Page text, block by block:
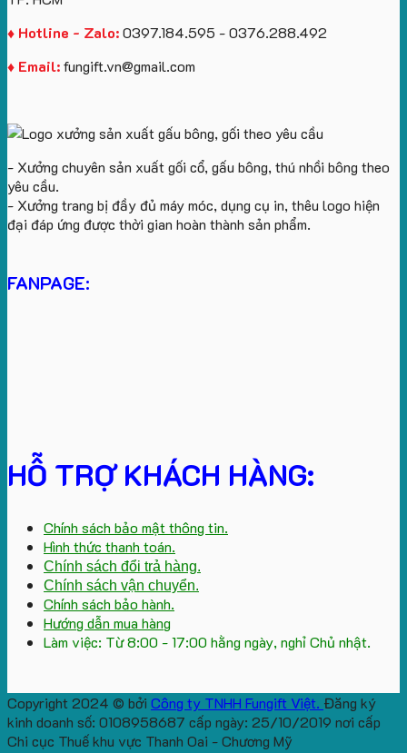
♦ Hotline - Zalo:0397.184.595 - 0376.288.492
♦ Email:fungift.vn@gmail.com
- Xưởng chuyên sản xuất gối cổ, gấu bông, thú nhồi bông theo
yêu cầu.
- Xưởng trang bị đầy đủ máy móc, dụng cụ in, thêu logo hiện
đại đáp ứng được thời gian hoàn thành sản phẩm.
FANPAGE:
HỖ TRỢ KHÁCH HÀNG:
Chính sách bảo mật thông tin.
Hình thức thanh toán.
Chính sách đổi trả hàng.
Chính sách vận chuyển.
Chính sách bảo hành.
Hướng dẫn mua hàng
Làm việc: Từ 8:00 - 17:00 hằng ngày, nghỉ Chủ nhật.
Copyright 2024 © bởi Công ty TNHH Fungift Việt. Đăng ký
kinh doanh số: 0108958687 cấp ngày: 25/10/2019 nơi cấp
Chi cục Thuế khu vực Thanh Oai - Chương Mỹ